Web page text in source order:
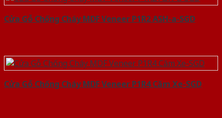
Cửa Gỗ Chống Cháy MDF Veneer P1R2 ASH-a-SGD
Cửa Gỗ Chống Cháy MDF Veneer P1R4 Căm Xe-SGD